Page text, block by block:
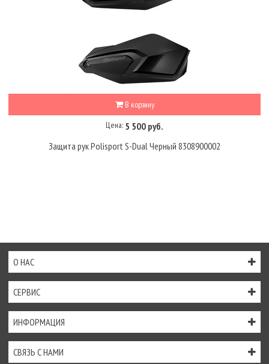
В корзину
Цена: 5 500 руб.
Защита рук Polisport S-Dual Черный 8308900002
О НАС
СЕРВИС
ИНФОРМАЦИЯ
СВЯЗЬ С НАМИ